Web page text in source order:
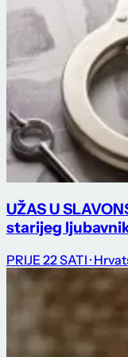
UŽAS U
starijeg
PRIJE 22 SATI ·